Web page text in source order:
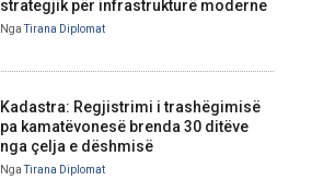
strategjik për infrastrukturë moderne
Nga Tirana Diplomat
Kadastra: Regjistrimi i trashëgimisë
pa kamatëvonesë brenda 30 ditëve
nga çelja e dëshmisë
Nga Tirana Diplomat